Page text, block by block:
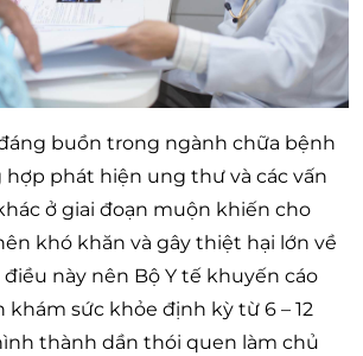
buồn trong ngành chữa bệnh
phát hiện ung thư và các vấn
ở giai đoạn muộn khiến cho
khó khăn và gây thiệt hại lớn về
này nên Bộ Y tế khuyến cáo
khám sức khỏe định kỳ từ 6 – 12
thành dần thói quen làm chủ